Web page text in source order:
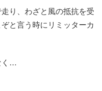
り、わざと風の抵抗を受
と言う時にリミッターカ
く…